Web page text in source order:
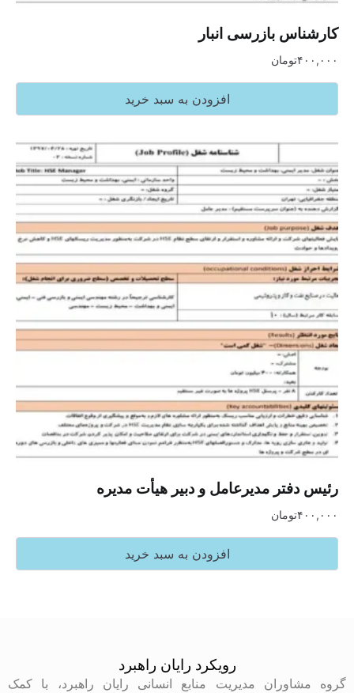
کارشناس بازرسی انبار
۴۰۰,۰۰۰تومان
افزودن به سبد خرید
رئیس دفتر مدیرعامل و دبیر هیأت مدیره
۴۰۰,۰۰۰تومان
افزودن به سبد خرید
رویکرد رایان راهبرد
گروه مشاوران مدیریت منابع انسانی رایان راهبرد، با کمک